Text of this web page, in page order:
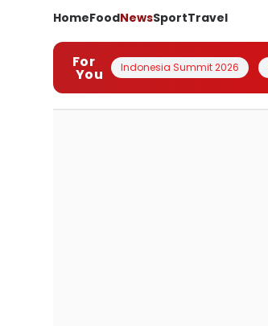
HomeFoodNewsSportTravel
For
You Indonesia Summit 2026